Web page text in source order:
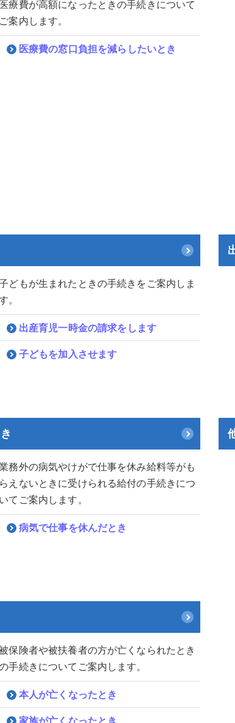
医療費が高額になったときの手続きについて
ご案内します。
医療費の窓口負担を減らしたいとき
どもが生まれたときの手続きをご案内しま
。
出産育児一時金の請求をします
子どもを加入させます
務外の病気やけがで仕事を休み給料等がも
らえないときに受けられる給付の手続きにつ
いてご案内します。
病気で仕事を休んだとき
保険者や被扶養者の方が亡くなられたとき
手続きについてご案内します。
本人が亡くなったとき
家族が亡くなったとき